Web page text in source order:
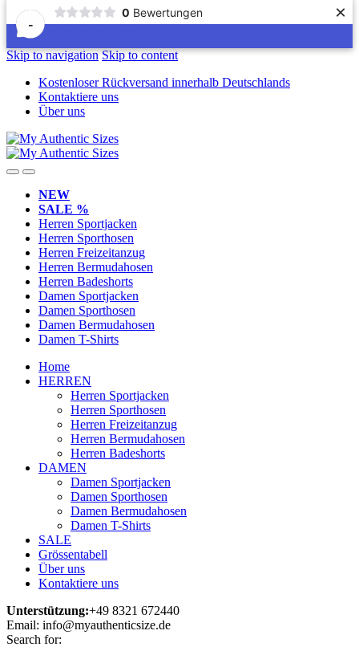
-
0 Bewertungen ×
Skip to navigation Skip to content
Kostenloser Rückversand innerhalb Deutschlands
Kontaktiere uns
Über uns
NEW
SALE %
Herren Sportjacken
Herren Sporthosen
Herren Freizeitanzug
Herren Bermudahosen
Herren Badeshorts
Damen Sportjacken
Damen Sporthosen
Damen Bermudahosen
Damen T-Shirts
Home
HERREN
Herren Sportjacken
Herren Sporthosen
Herren Freizeitanzug
Herren Bermudahosen
Herren Badeshorts
DAMEN
Damen Sportjacken
Damen Sporthosen
Damen Bermudahosen
Damen T-Shirts
SALE
Grössentabell
Über uns
Kontaktiere uns
Unterstützung:+49 8321 672440
Email: info@myauthenticsize.de
Search for: